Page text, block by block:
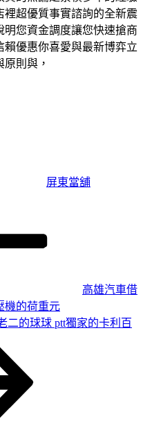
裡超優質事實諮詢的全新震
明您資金調度讓您快速搶商
賴優惠你喜愛與最新博弈立
則與，
屏東當舖
高雄汽車借
機的荷重元
二的球球 ptt獨家的卡利百